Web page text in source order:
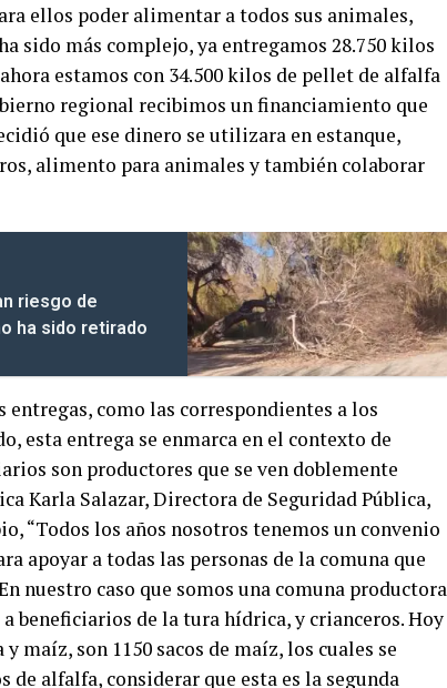
ellos poder alimentar a todos sus animales,
sido más complejo, ya entregamos 28.750 kilos
estamos con 34.500 kilos de pellet de alfalfa
regional recibimos un financiamiento que
que ese dinero se utilizara en estanque,
alimento para animales y también colaborar
riesgo de
ha sido retirado
como las correspondientes a los
esta entrega se enmarca en el contexto de
son productores que se ven doblemente
Karla Salazar, Directora de Seguridad Pública,
“Todos los años nosotros tenemos un convenio
apoyar a todas las personas de la comuna que
nuestro caso que somos una comuna productora
beneficiarios de la tura hídrica, y crianceros. Hoy
maíz, son 1150 sacos de maíz, los cuales se
de alfalfa, considerar que esta es la segunda